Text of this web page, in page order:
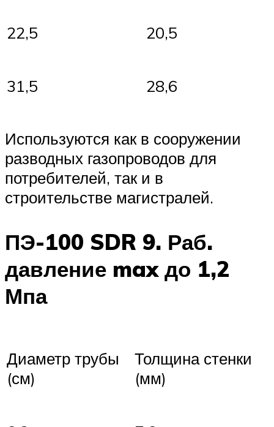
22,5 20,5
31,5 28,6
Используются как в сооружении
разводных газопроводов для
потребителей, так и в
строительстве магистралей.
ПЭ-100 SDR 9. Раб.
давление max до 1,2
Мпа
Диаметр трубы
(см)
Толщина стенки
(мм)